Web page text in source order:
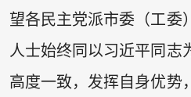
望各民主党派市委（工委
人士始终同以习近平同志
高度一致，发挥自身优势